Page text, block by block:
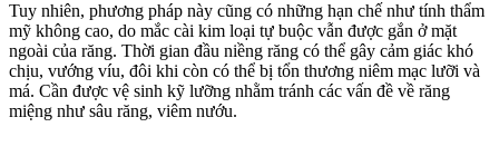
Tuy nhiên, phương pháp này cũng có những hạn chế như tính thẩm
mỹ không cao, do mắc cài kim loại tự buộc vẫn được gắn ở mặt
ngoài của răng. Thời gian đầu niềng răng có thể gây cảm giác khó
chịu, vướng víu, đôi khi còn có thể bị tổn thương niêm mạc lưỡi và
má. Cần được vệ sinh kỹ lưỡng nhằm tránh các vấn đề về răng
miệng như sâu răng, viêm nướu.